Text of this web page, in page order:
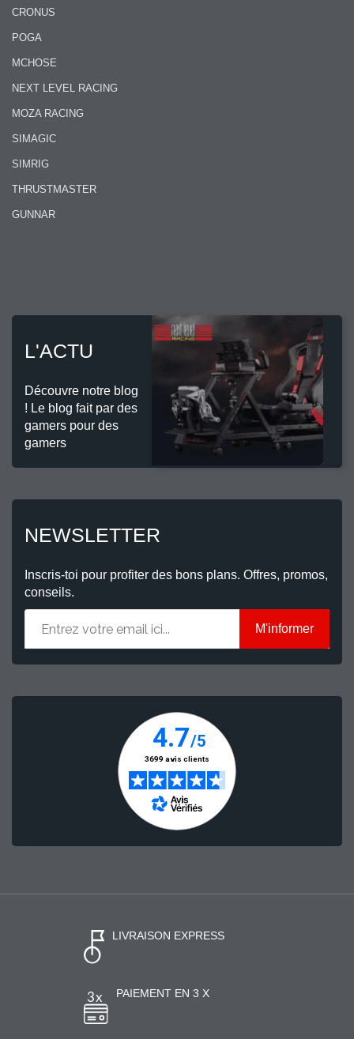
CRONUS
POGA
MCHOSE
NEXT LEVEL RACING
MOZA RACING
SIMAGIC
SIMRIG
THRUSTMASTER
GUNNAR
L'ACTU
Découvre notre blog
! Le blog fait par des
gamers pour des
gamers
NEWSLETTER
Inscris-toi pour profiter des bons plans. Offres, promos,
conseils.
M'informer
LIVRAISON EXPRESS
PAIEMENT EN 3 X